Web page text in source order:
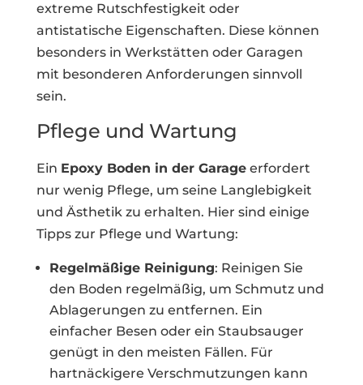
extreme Rutschfestigkeit oder
antistatische Eigenschaften. Diese können
besonders in Werkstätten oder Garagen
mit besonderen Anforderungen sinnvoll
sein.
Pflege und Wartung
Ein Epoxy Boden in der Garageerfordert
nur wenig Pflege, um seine Langlebigkeit
und Ästhetik zu erhalten. Hier sind einige
Tipps zur Pflege und Wartung:
Regelmäßige Reinigung: Reinigen Sie
den Boden regelmäßig, um Schmutz und
Ablagerungen zu entfernen. Ein
einfacher Besen oder ein Staubsauger
genügt in den meisten Fällen. Für
hartnäckigere Verschmutzungen kann